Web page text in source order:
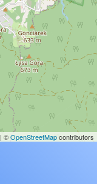
| ©OpenStreetMapcontributors